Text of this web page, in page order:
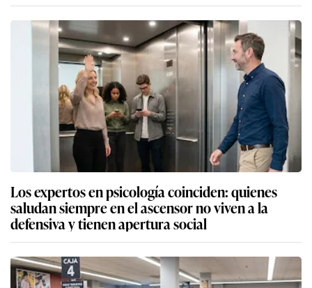
Los expertos en psicología coinciden: quienes
saludan siempre en el ascensor no viven a la
defensiva y tienen apertura social